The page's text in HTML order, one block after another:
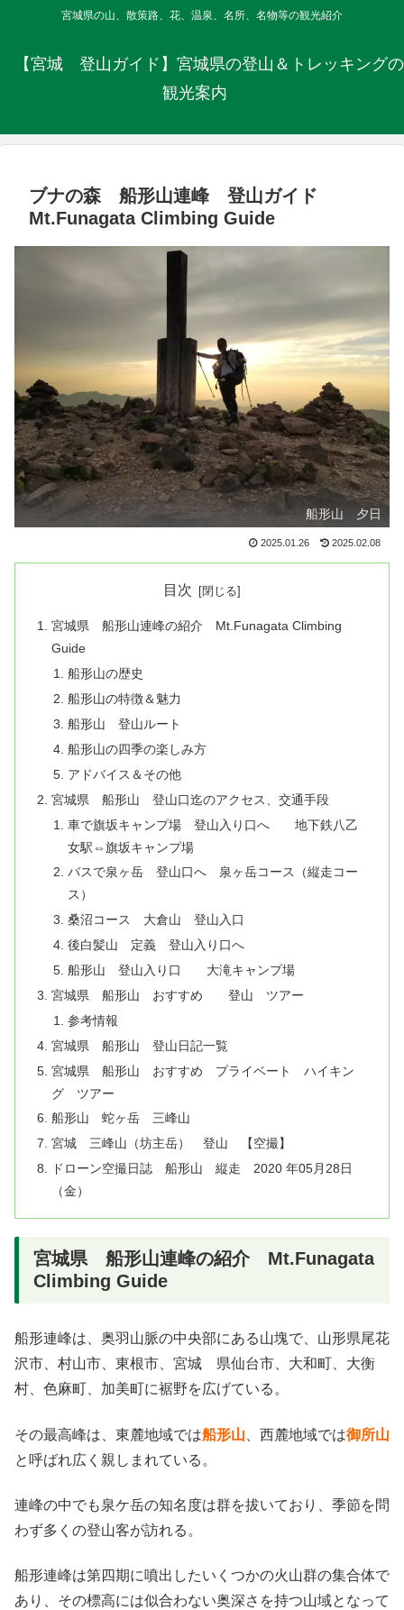
宮城県の山、散策路、花、温泉、名所、名物等の観光紹介
【宮城 登山ガイド】宮城県の登山＆トレッキングの
観光案内
ブナの森 船形山連峰 登山ガイド
Mt.Funagata Climbing Guide
船形山 夕日
2025.01.26 2025.02.08
目次
宮城県 船形山連峰の紹介 Mt.Funagata Climbing
Guide
船形山の歴史
船形山の特徴＆魅力
船形山 登山ルート
船形山の四季の楽しみ方
アドバイス＆その他
宮城県 船形山 登山口迄のアクセス、交通手段
車で旗坂キャンプ場 登山入り口へ 地下鉄八乙
女駅⇔旗坂キャンプ場
バスで泉ヶ岳 登山口へ 泉ヶ岳コース（縦走コー
ス）
桑沼コース 大倉山 登山入口
後白髪山 定義 登山入り口へ
船形山 登山入り口 大滝キャンプ場
宮城県 船形山 おすすめ 登山 ツアー
参考情報
宮城県 船形山 登山日記一覧
宮城県 船形山 おすすめ プライベート ハイキン
グ ツアー
船形山 蛇ヶ岳 三峰山
宮城 三峰山（坊主岳） 登山 【空撮】
ドローン空撮日誌 船形山 縦走 2020 年05月28日
（金）
宮城県 船形山連峰の紹介 Mt.Funagata
Climbing Guide
船形連峰は、奥羽山脈の中央部にある山塊で、山形県尾花
沢市、村山市、東根市、宮城 県仙台市、大和町、大衡
村、色麻町、加美町に裾野を広げている。
その最高峰は、東麓地域では船形山 、西麓地域では御所山
と呼ばれ広く親しまれている。
連峰の中でも泉ケ岳の知名度は群を拔いており、季節を問
わず多くの登山客が訪れる。
船形連峰は第四期に噴出したいくつかの火山群の集合体で
あり、その標高には似合わない奥深さを持つ山域となって